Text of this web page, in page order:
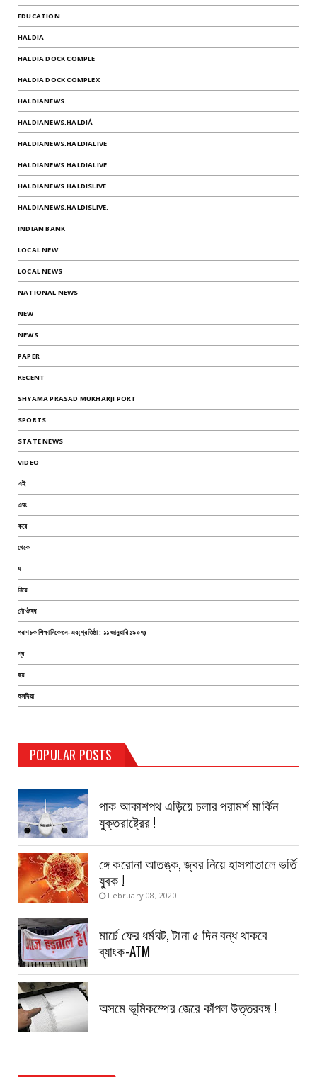
EDUCATION
HALDIA
HALDIA DOCK COMPLE
HALDIA DOCK COMPLEX
HALDIANEWS.
HALDIANEWS.HALDIÁ
HALDIANEWS.HALDIALIVE
HALDIANEWS.HALDIALIVE.
HALDIANEWS.HALDISLIVE
HALDIANEWS.HALDISLIVE.
INDIAN BANK
LOCAL NEW
LOCAL NEWS
NATIONAL NEWS
NEW
NEWS
PAPER
RECENT
SHYAMA PRASAD MUKHARJI PORT
SPORTS
STATE NEWS
VIDEO
এই
এবং
করে
থেকে
ধ
নিয়ে
নৌ ঔষধ
পরাণচক শিক্ষানিকেতন-এর(প্রতিষ্ঠা : ১১ জানুয়ারি ১৯০৭)
প্র
হয়
হলদিয়া
POPULAR POSTS
TEST PAGE
August 14, 2019
পাক আকাশপথ এড়িয়ে চলার পরামর্শ মার্কিন
যুক্তরাষ্ট্রের !
ঙ্গে করোনা আতঙ্ক, জ্বর নিয়ে হাসপাতালে ভর্তি
যুবক !
February 08, 2020
মার্চে ফের ধর্মঘট, টানা ৫ দিন বন্ধ থাকবে
ব্যাংক-ATM
অসমে ভূমিকম্পের জেরে কাঁপল উত্তরবঙ্গ !